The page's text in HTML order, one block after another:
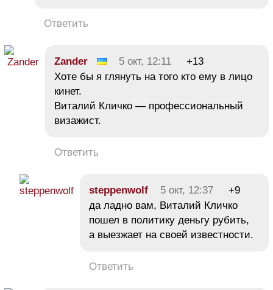
Ответить
Zander 5 окт, 12:11
+13
Хоте бы я глянуть на того кто ему в лицо
кинет.
Виталий Кличко — профессиональный
визажист.
Ответить
steppenwolf 5 окт, 12:37
+9
да ладно вам, Виталий Кличко
пошел в политику деньгу рубить,
а выезжает на своей известности.
Ответить